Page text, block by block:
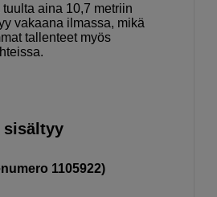
aina 10,7 metriin
vakaana ilmassa, mikä
tallenteet myös
sisältyy
1105922)